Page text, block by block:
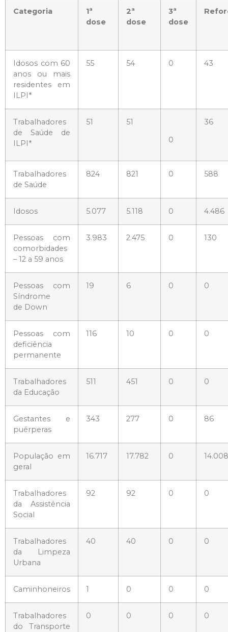
Categoria
1ª
dose
2ª
dose
3ª
dose
Idosos com 60
anos ou mais
residentes em
ILPI*
55 54 0 43
Trabalhadores
de Saúde de
ILPI*
51
51
0
36
Trabalhadores
de Saúde
824 821 0 588
Idosos 5.077 5.118 0 4.486
Pessoas com
comorbidades
– 12 a 59 anos
3.983 2.475 0 130
Pessoas com
Síndrome
de Down
19 6 0 0
Pessoas com
deficiência
permanente
116 10 0 0
Trabalhadores
da Educação
511 451 0 0
Gestantes e
puérperas
343 277 0 86
População em
geral
16.717 17.782 0 14.008
Trabalhadores
da Assistência
Social
92 92 0 0
Trabalhadores
da Limpeza
Urbana
40 40 0 0
Caminhoneiros 1 0 0 0
Trabalhadores
do Transporte
0 0 0 0